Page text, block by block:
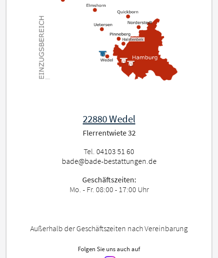
22880 Wedel
Flerrentwiete 32
Tel. 04103 51 60
bade@bade-bestattungen.de
Geschäftszeiten:
Mo. - Fr. 08:00 - 17:00 Uhr
Außerhalb der Geschäftszeiten nach Vereinbarung
Folgen Sie uns auch auf